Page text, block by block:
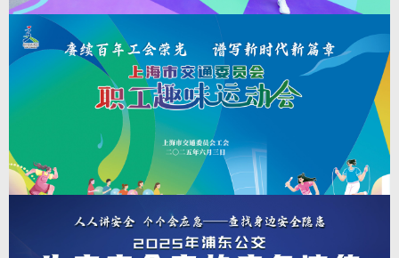
7
2025-7-7
上海市职工健身汇|2025年上海市城市业余联赛
上海市职工健身汇，开动一夏 白领健身嘉年华
（第一场）
上海市职工健身汇|2025年上海市城市业余联赛上海市职工健身汇，开动一夏
白领健身嘉年华（第一场）。 本次活动由上海市体育局,上海市体育总会
主办；上海市社会体育管理中心 (上海市体育竞赛管理中心）、上海市健身健
美协会、上海枫动体育文化发展有限公司承办；上海魔样健身有限公司、上海
第一八佰伴有限公司协办；上海市体育发展基金会支持。
职工趣味运动会|“赓续百年工会荣光 谱写新时